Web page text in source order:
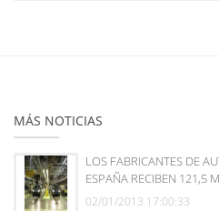
MÁS NOTICIAS
LOS FABRICANTES DE
ESPAÑA RECIBEN 121,5
02/01/2013 17:00:33